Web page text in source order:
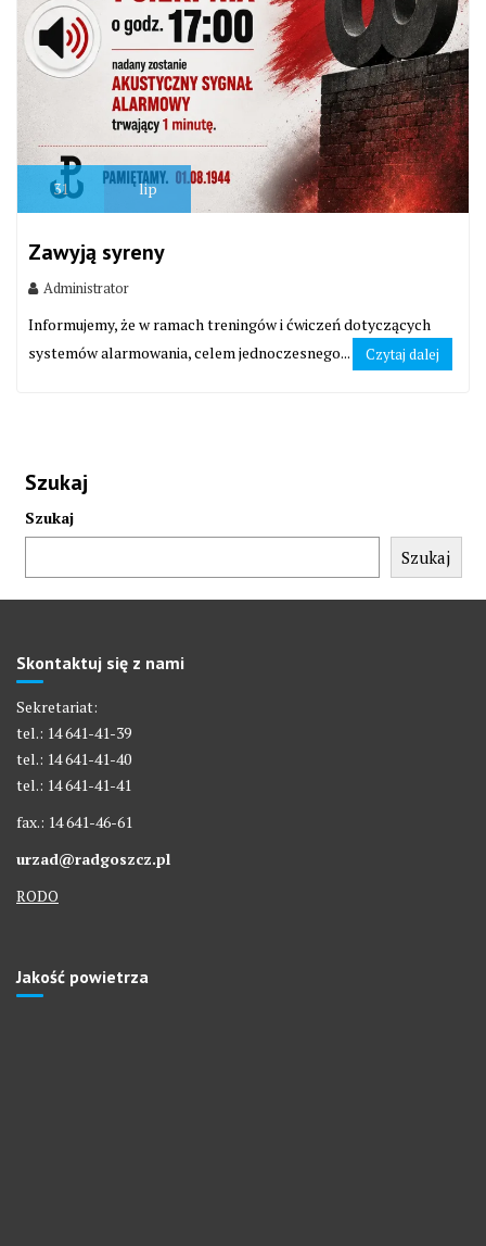
31 lip
Zawyją syreny
Administrator
Informujemy, że w ramach treningów i ćwiczeń dotyczących
systemów alarmowania, celem jednoczesnego...
Czytaj dalej
Szukaj
Szukaj
Szukaj
Skontaktuj się z nami
Sekretariat:
tel.: 14 641-41-39
tel.: 14 641-41-40
tel.: 14 641-41-41
fax.: 14 641-46-61
urzad@radgoszcz.pl
RODO
Jakość powietrza